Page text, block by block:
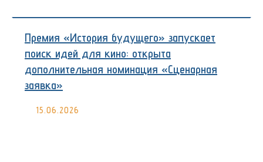
Премия «История будущего» запускает
поиск идей для кино: открыта
дополнительная номинация «Сценарная
заявка»
15.06.2026